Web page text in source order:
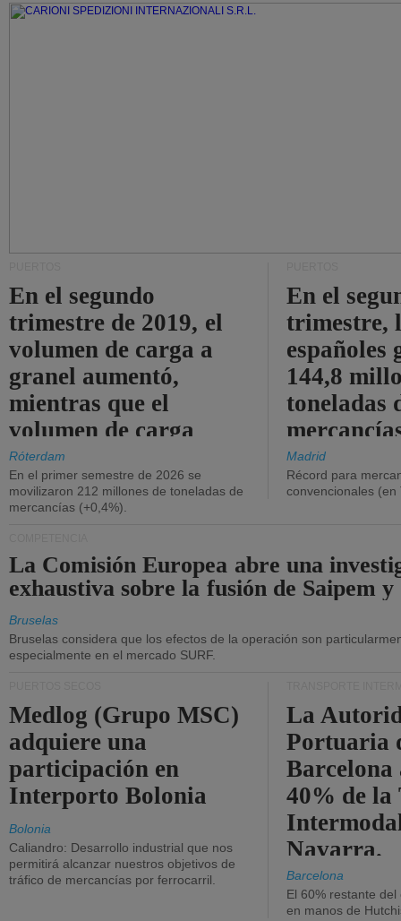
En el segundo
trimestre de 2019, el
volumen de carga a
granel aumentó,
mientras que el
volumen de carga
general disminuyó.
Róterdam
En el primer semestre de 2026 se
movilizaron 212 millones de toneladas de
mercancías (+0,4%).
En el
trimestre,
españoles
144,8
toneladas
Madrid
Récord para
convencionales (en
La Comisión Europea abre una
exhaustiva sobre la fusión de Saipem y
Bruselas
Bruselas considera que los efectos de la operación son
especialmente en el mercado SURF.
Medlog (Grupo MSC)
adquiere una
participación en
Interporto Bolonia
Bolonia
Caliandro: Desarrollo industrial que nos
permitirá alcanzar nuestros objetivos de
tráfico de mercancías por ferrocarril.
La
Portuaria
40% de la
Navarra.
Barcelona
El 60% restante
en manos de